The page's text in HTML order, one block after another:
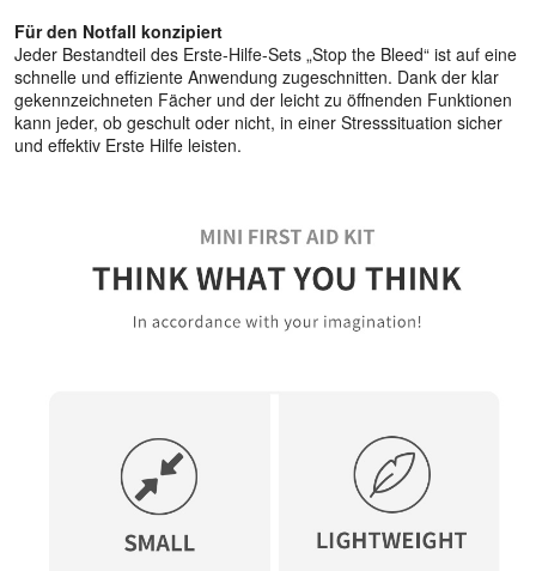
Für den Notfall konzipiert
Jeder Bestandteil des Erste-Hilfe-Sets „Stop the Bleed“ ist auf eine
schnelle und effiziente Anwendung zugeschnitten. Dank der klar
gekennzeichneten Fächer und der leicht zu öffnenden Funktionen
kann jeder, ob geschult oder nicht, in einer Stresssituation sicher
und effektiv Erste Hilfe leisten.